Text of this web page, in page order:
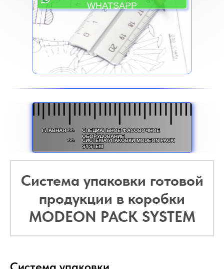
WHATSAPP
ГЛАВНАЯ
СПЕЦИАЛЬНОЕ ФАСОВОЧНОЕ
ОБОРУДОВАНИЕ
СИСТЕМА УПАКОВКИ MODEON PACK
SYSTEM
<<-
<<-
Система упаковки готовой
продукции в коробки
MODEON PACK SYSTEM